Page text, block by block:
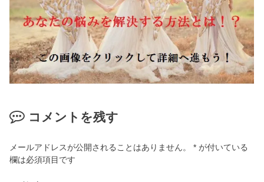
コメントを残す
メールアドレスが公開されることはありません。 * が付いている
欄は必須項目です